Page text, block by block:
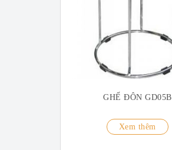
GHẾ ĐÔN GD05B
Xem thêm